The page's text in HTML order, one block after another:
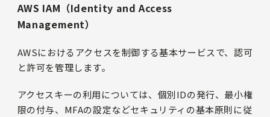
AWS IAM（Identity and Access
Management）
AWSにおけるアクセスを制御する基本サービスで、認可
と許可を管理します。
アクセスキーの利用については、個別IDの発行、最小権
限の付与、MFAの設定などセキュリティの基本原則に従